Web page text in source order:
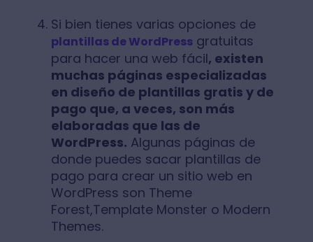
Si bien tienes varias opciones de
plantillas de WordPressgratuitas
para hacer una web fácil, existen
muchas páginas especializadas
en diseño de plantillas gratis y de
pago que, a veces, son más
elaboradas que las de
WordPress. Algunas páginas de
donde puedes sacar plantillas de
pago para crear un sitio web en
WordPress son Theme
Forest,Template Monster o Modern
Themes.